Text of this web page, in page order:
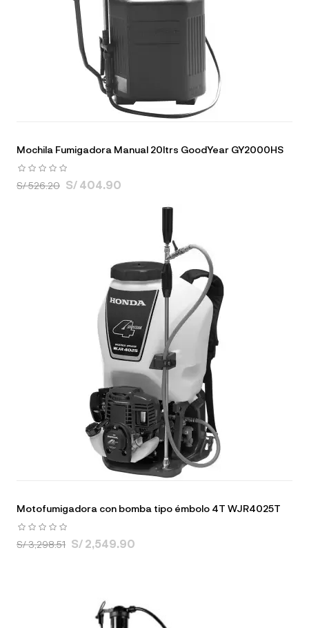
Mochila Fumigadora Manual 20ltrs GoodYear GY2000HS
S/ 526.20 S/ 404.90
Motofumigadora con bomba tipo émbolo 4T WJR4025T
S/ 3,298.51 S/ 2,549.90